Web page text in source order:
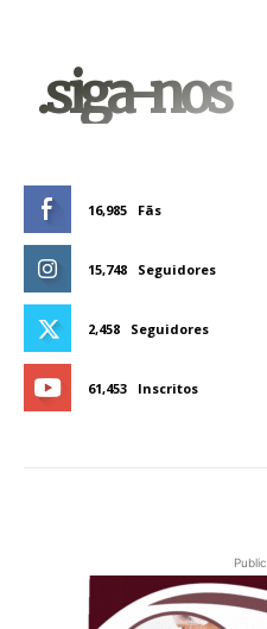
.siga-nos
16,985 Fãs
15,748 Seguidores
2,458 Seguidores
61,453 Inscritos